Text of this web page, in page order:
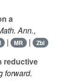
a
Ann.,
| MR | Zbl
reductive
forward.